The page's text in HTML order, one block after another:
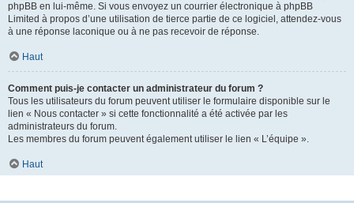
phpBB en lui-même. Si vous envoyez un courrier électronique à phpBB
Limited à propos d’une utilisation de tierce partie de ce logiciel, attendez-vous
à une réponse laconique ou à ne pas recevoir de réponse.
Haut
Comment puis-je contacter un administrateur du forum ?
Tous les utilisateurs du forum peuvent utiliser le formulaire disponible sur le
lien « Nous contacter » si cette fonctionnalité a été activée par les
administrateurs du forum.
Les membres du forum peuvent également utiliser le lien « L’équipe ».
Haut